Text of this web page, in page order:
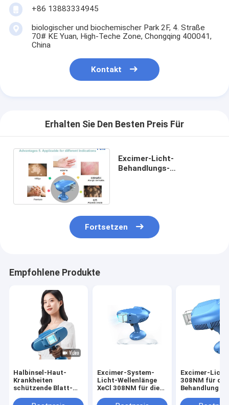
+86 13883334945
biologischer und biochemischer Park 2F, 4. Straße
70# KE Yuan, High-Teche Zone, Chongqing 400041,
China
Kontakt
Erhalten Sie Den Besten Preis Für
Excimer-Licht-
Behandlungs-
Fortsetzen
Empfohlene Produkte
Halbinsel-Haut-
Krankheiten
schützende Blatt-
Excimer-308NM für
Excimer-System-
Licht-Wellenlänge
XeCl 308NM für die
Vitiligo-Psoriasis-
Excimer-Licht
308NM für die
Behandlung
240V